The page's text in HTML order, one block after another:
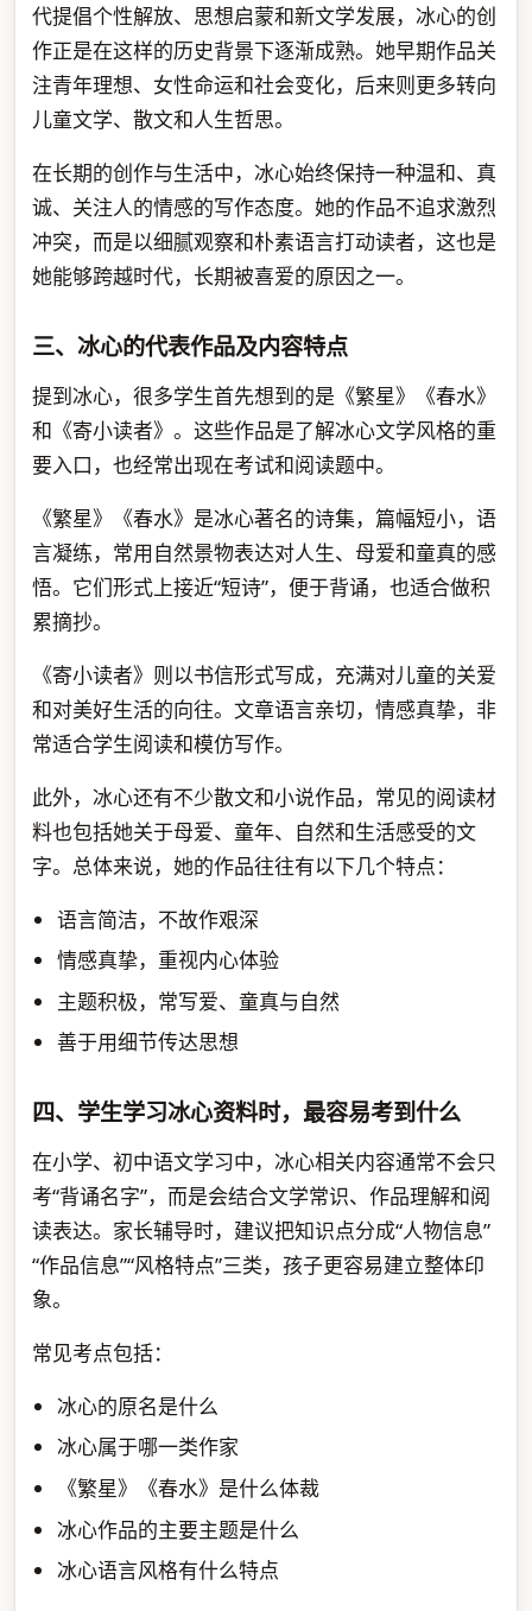
代提倡个性解放、思想启蒙和新文学发展，冰心的创
作正是在这样的历史背景下逐渐成熟。她早期作品关
注青年理想、女性命运和社会变化，后来则更多转向
儿童文学、散文和人生哲思。
在长期的创作与生活中，冰心始终保持一种温和、真
诚、关注人的情感的写作态度。她的作品不追求激烈
冲突，而是以细腻观察和朴素语言打动读者，这也是
她能够跨越时代，长期被喜爱的原因之一。
三、冰心的代表作品及内容特点
提到冰心，很多学生首先想到的是《繁星》《春水》
和《寄小读者》。这些作品是了解冰心文学风格的重
要入口，也经常出现在考试和阅读题中。
《繁星》《春水》是冰心著名的诗集，篇幅短小，语
言凝练，常用自然景物表达对人生、母爱和童真的感
悟。它们形式上接近“短诗”，便于背诵，也适合做积
累摘抄。
《寄小读者》则以书信形式写成，充满对儿童的关爱
和对美好生活的向往。文章语言亲切，情感真挚，非
常适合学生阅读和模仿写作。
此外，冰心还有不少散文和小说作品，常见的阅读材
料也包括她关于母爱、童年、自然和生活感受的文
字。总体来说，她的作品往往有以下几个特点：
语言简洁，不故作艰深
情感真挚，重视内心体验
主题积极，常写爱、童真与自然
善于用细节传达思想
四、学生学习冰心资料时，最容易考到什么
在小学、初中语文学习中，冰心相关内容通常不会只
考“背诵名字”，而是会结合文学常识、作品理解和阅
读表达。家长辅导时，建议把知识点分成“人物信息”
“作品信息”“风格特点”三类，孩子更容易建立整体印
象。
常见考点包括：
冰心的原名是什么
冰心属于哪一类作家
《繁星》《春水》是什么体裁
冰心作品的主要主题是什么
冰心语言风格有什么特点